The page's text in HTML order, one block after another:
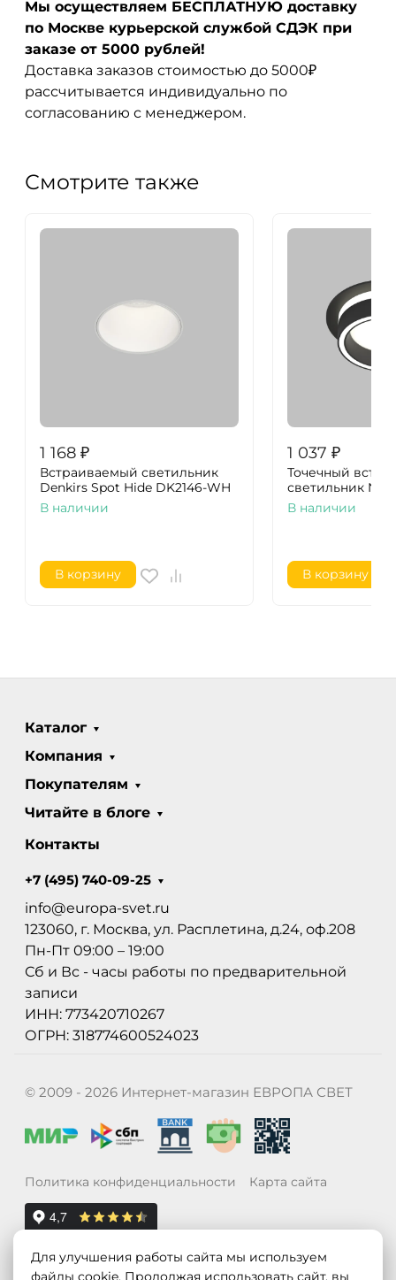
Мы осуществляем БЕСПЛАТНУЮ доставку
по Москве курьерской службой СДЭК при
заказе от 5000 рублей!
Доставка заказов стоимостью до 5000₽
рассчитывается индивидуально по
согласованию с менеджером.
Смотрите также
1 168 ₽
Встраиваемый светильник
Denkirs Spot Hide DK2146-WH
В наличии
В корзину
1 037 ₽
Точечный
светильник
В наличии
В корзину
Каталог
Компания
Покупателям
Читайте в блоге
Контакты
+7 (495) 740-09-25
info@europa-svet.ru
123060, г. Москва, ул. Расплетина, д.24, оф.208
Пн-Пт 09:00 – 19:00
Сб и Вс - часы работы по предварительной
записи
ИНН: 773420710267
ОГРН: 318774600524023
© 2009 - 2026 Интернет-магазин ЕВРОПА СВЕТ
Политика конфиденциальности Карта сайта
Для улучшения работы сайта мы используем
файлы cookie. Продолжая использовать сайт, вы